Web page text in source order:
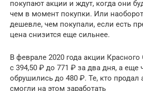
покупают акции и ждут, когда они
чем в момент покупки. Или
дешевле, чем покупали, если есть
цена снизится еще сильнее.
В феврале 2020 года акции
с 394,50 ₽ до 771 ₽ за два дня, а еще
обрушились до 480 ₽. Те, кто продал
смогли на этом заработать